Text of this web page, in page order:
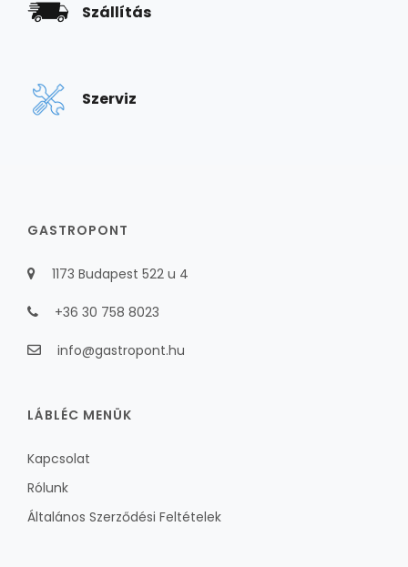
Szállítás
Szerviz
GASTROPONT
1173 Budapest 522 u 4
+36 30 758 8023
info@gastropont.hu
LÁBLÉC MENÜK
Kapcsolat
Rólunk
Általános Szerződési Feltételek